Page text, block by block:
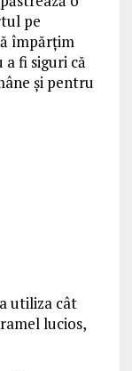
pe
împărțim
fi siguri că
și pentru
utiliza cât
lucios,